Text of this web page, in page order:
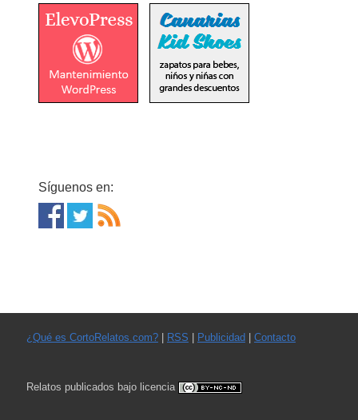
Síguenos en:
¿Qué es CortoRelatos.com?| RSS Publicidad Contacto
Relatos publicados bajo licencia